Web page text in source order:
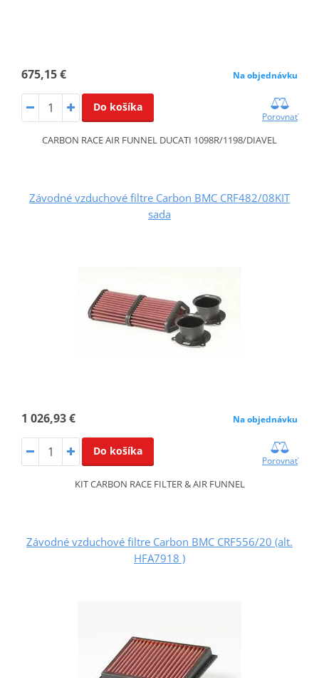
675,15 € Na objednávku
Do košíka
Porovnať
CARBON RACE AIR FUNNEL DUCATI 1098R/1198/DIAVEL
Závodné vzduchové filtre Carbon BMC CRF482/08KIT
sada
1 026,93 € Na objednávku
Do košíka
Porovnať
KIT CARBON RACE FILTER & AIR FUNNEL
Závodné vzduchové filtre Carbon BMC CRF556/20 (alt.
HFA7918 )